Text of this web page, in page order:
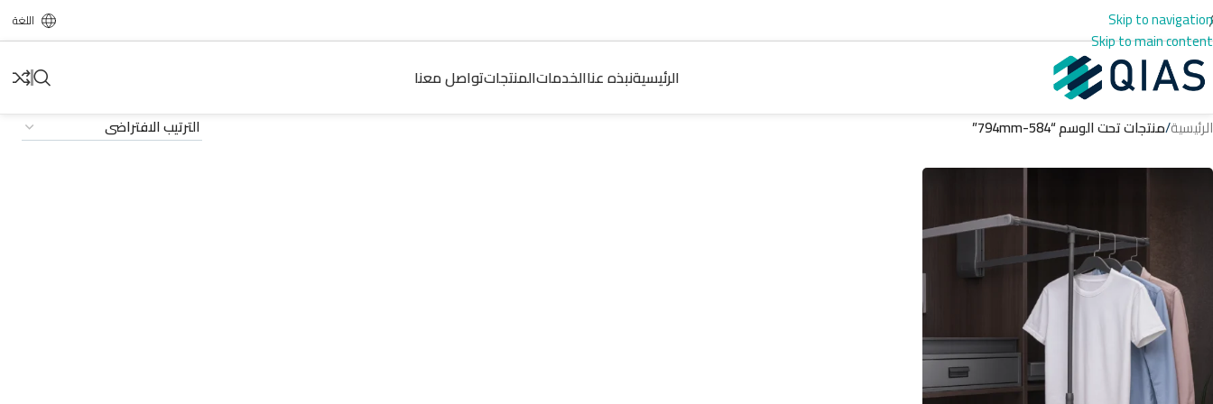
Skip to navigation
Skip to main content
اللغة
الرئيسيةنبذه عناالخدماتالمنتجاتتواصل معنا
الرئيسية/منتجات تحت الوسم “584-794mm”